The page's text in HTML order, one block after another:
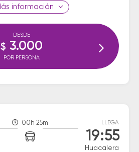
información
DESDE
$ 3.000
POR PERSONA
00h 25m LLEGA
19:55
Huacalera